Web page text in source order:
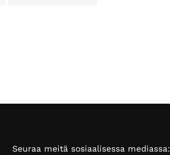
Seuraa meitä sosiaalisessa mediassa: